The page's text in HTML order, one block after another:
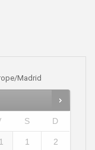
Madrid
S D
1 2